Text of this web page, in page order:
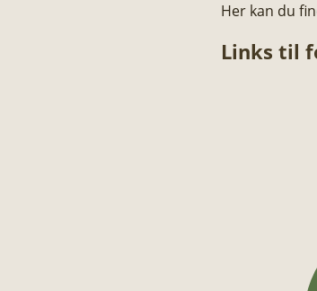
Her kan du
Links til